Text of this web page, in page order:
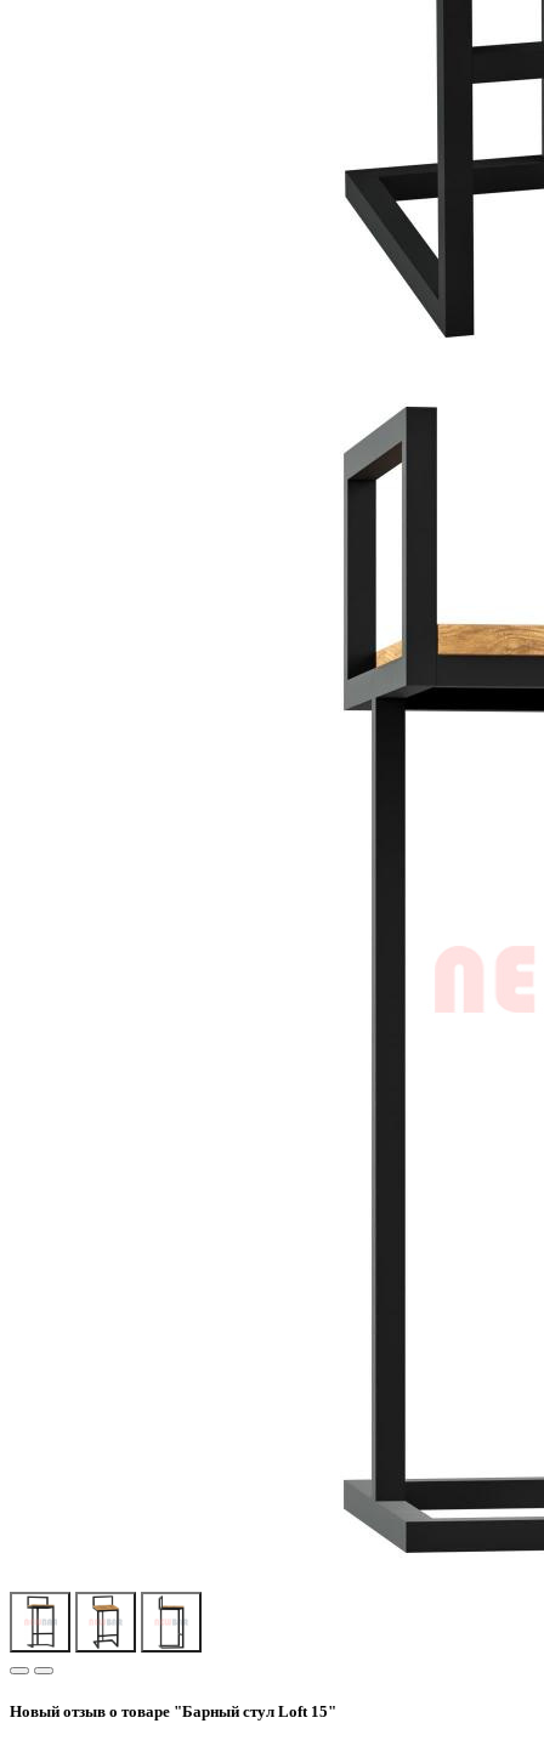
Новый отзыв о товаре "Барный стул Loft 15"